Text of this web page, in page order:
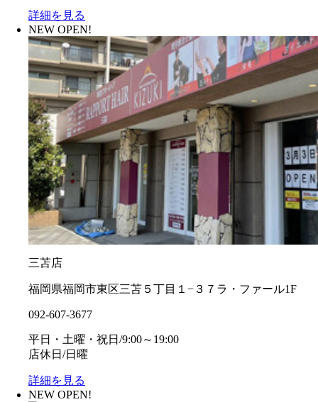
詳細を見る
NEW OPEN!
三苫店
福岡県福岡市東区三苫５丁目１−３７ラ・ファール1F
092-607-3677
平日・土曜・祝日/9:00～19:00
店休日/日曜
詳細を見る
NEW OPEN!